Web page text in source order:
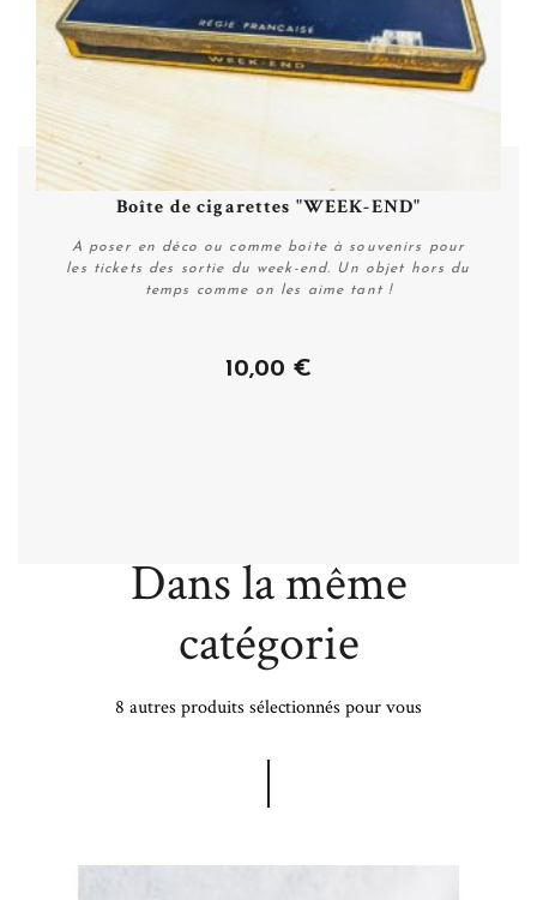
Boîte de cigarettes "WEEK-END"
A poser en déco ou comme boite à souvenirs pour
les tickets des sortie du week-end. Un objet hors du
temps comme on les aime tant !
10,00 €
Dans la même
catégorie
8 autres produits sélectionnés pour vous